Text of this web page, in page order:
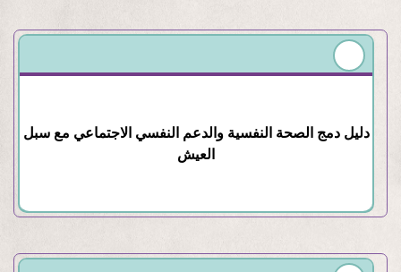
دليل دمج الصحة النفسية والدعم النفسي الاجتماعي مع سبل
العيش